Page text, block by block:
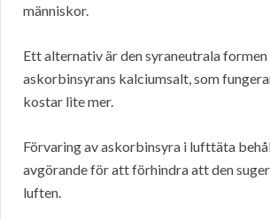
människor.
Ett alternativ är den syraneutrala
askorbinsyrans kalciumsalt, som
kostar lite mer.
Förvaring av askorbinsyra i lufttäta
avgörande för att förhindra att den
luften.